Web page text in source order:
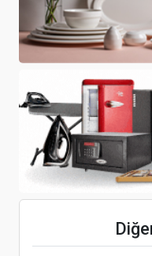
IHG Hotels &
alarak küresel